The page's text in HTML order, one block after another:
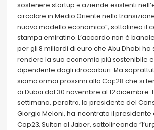
sostenere startup e aziende esistenti
circolare in Medio Oriente nella
nuovo modello economico”, sottolinea il
stampa emiratino. L’accordo non è
per gli 8 miliardi di euro che Abu Dhabi ha
rendere la sua economia più sostenibile
dipendente dagli idrocarburi. Ma
siamo ormai prossimi alla Cop28 che si
di Dubai dal 30 novembre al 12 dicembre.
settimana, peraltro, la presidente del
Giorgia Meloni, ha incontrato il
Cop23, Sultan al Jaber, sottolineando